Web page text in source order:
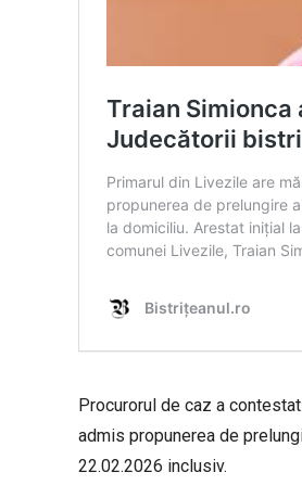
Procurorul de caz a
admis propunerea de
22.02.2026 inclusiv.